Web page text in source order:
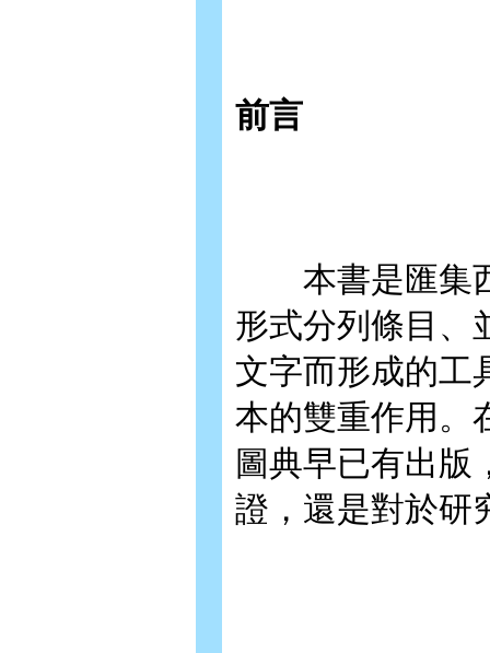
前言
本書是匯集西
形式分列條目、
文字而形成的工
本的雙重作用。
圖典早已有出版
證，還是對於研